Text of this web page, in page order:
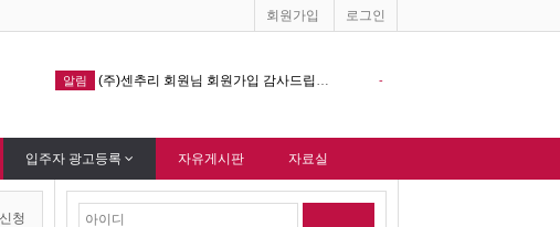
회원가입 로그인
(주)센추리 회원님 회원가입 감사드립니다. - 알림 창원기계공구상가 홈페이지 다음포털 싸이트 등록완료 !!!
입주자 광고등록 자유게시판 자료실
청